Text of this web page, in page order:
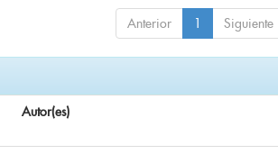
Anterior 1 Siguiente
Autor(es)